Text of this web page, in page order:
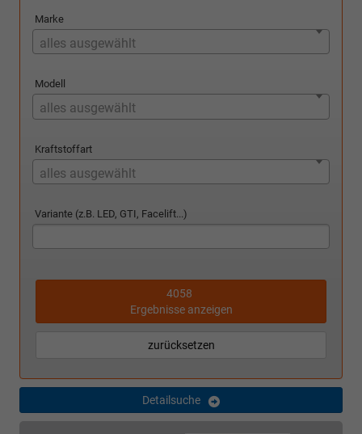
Marke
alles ausgewählt
Modell
alles ausgewählt
Kraftstoffart
alles ausgewählt
Variante (z.B. LED, GTI, Facelift...)
4058
Ergebnisse anzeigen
zurücksetzen
Detailsuche